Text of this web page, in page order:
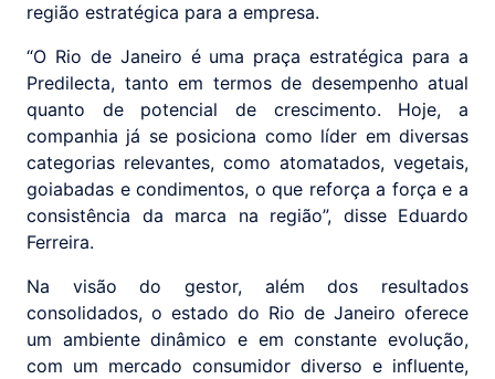
região estratégica para a empresa.
“O Rio de Janeiro é uma praça estratégica para a
Predilecta, tanto em termos de desempenho atual
quanto de potencial de crescimento. Hoje, a
companhia já se posiciona como líder em diversas
categorias relevantes, como atomatados, vegetais,
goiabadas e condimentos, o que reforça a força e a
consistência da marca na região”, disse Eduardo
Ferreira.
Na visão do gestor, além dos resultados
consolidados, o estado do Rio de Janeiro oferece
um ambiente dinâmico e em constante evolução,
com um mercado consumidor diverso e influente,